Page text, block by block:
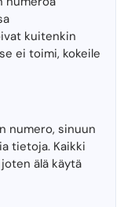
kuitenkin
ei toimi, kokeile
numero, sinuun
​​tietoja. Kaikki
älä käytä